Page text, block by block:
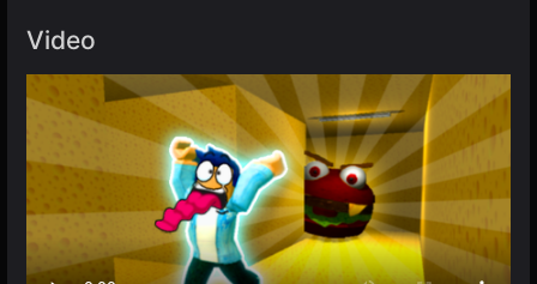
Video